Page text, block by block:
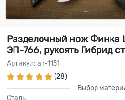
Разделочный нож Финка
ЭП-766, рукоять Гибрид
Артикул: air-1151
(28)
Выбор
Сталь